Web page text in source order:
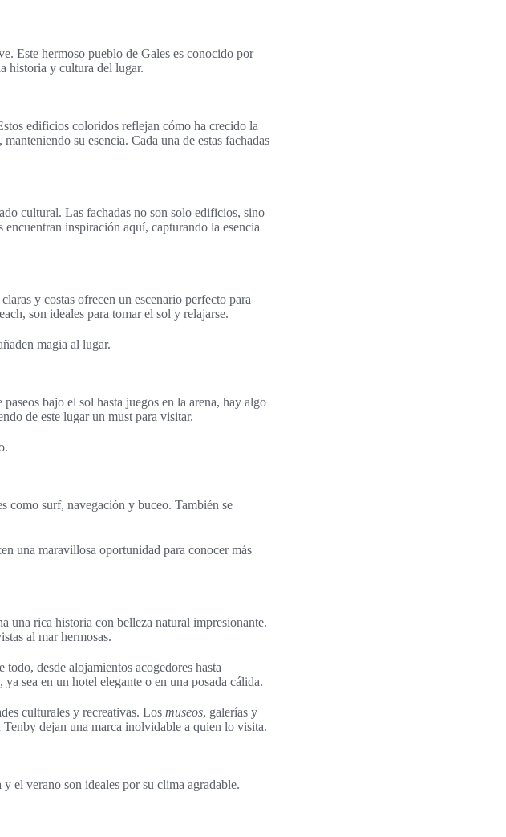
Este hermoso pueblo de Gales es conocido por
historia y cultura del lugar.
edificios coloridos reflejan cómo ha crecido la
su esencia. Cada una de estas fachadas
cultural. Las fachadas no son solo edificios, sino
inspiración aquí, capturando la esencia
y costas ofrecen un escenario perfecto para
son ideales para tomar el sol y relajarse.
magia al lugar.
bajo el sol hasta juegos en la arena, hay algo
de este lugar un must para visitar.
como surf, navegación y buceo. También se
una maravillosa oportunidad para conocer más
una rica historia con belleza natural impresionante.
al mar hermosas.
desde alojamientos acogedores hasta
sea en un hotel elegante o en una posada cálida.
culturales y recreativas. Los museos, galerías y
dejan una marca inolvidable a quien lo visita.
el verano son ideales por su clima agradable.